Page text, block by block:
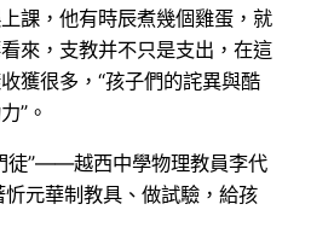
課，他有時辰煮幾個雞蛋，就
來，支教并不只是支出，在這
獲很多，“孩子們的詫異與酷
”。
徒”——越西中學物理教員李代
元華制教具、做試驗，給孩